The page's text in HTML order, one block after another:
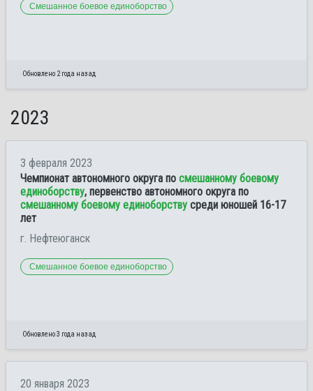
Смешанное боевое единоборство
Обновлено 2 года назад
2023
3 февраля 2023
Чемпионат автономного округа по смешанному боевому
единоборству, первенство автономного округа по
смешанному боевому единоборству среди юношей 16-17
лет
г. Нефтеюганск
Смешанное боевое единоборство
Обновлено 3 года назад
20 января 2023